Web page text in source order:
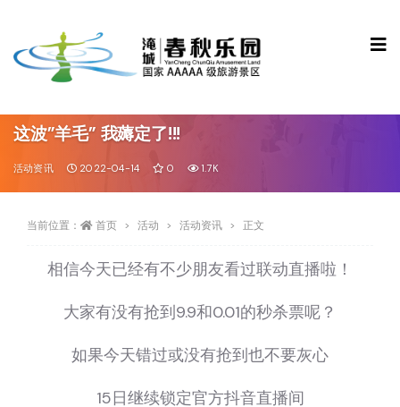
这波”羊毛” 我薅定了!!!
活动资讯 2022-04-14 0 1.7K
当前位置： 首页 活动 活动资讯 正文
相信今天已经有不少朋友看过联动直播啦！
大家有没有抢到9.9和0.01的秒杀票呢？
如果今天错过或没有抢到也不要灰心
15日继续锁定官方抖音直播间